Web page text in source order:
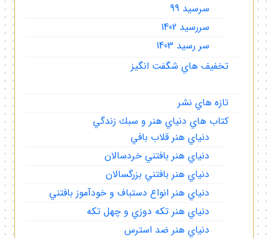
سرسيد 99
سررسيد 1402
سر رسيد 1403
تخفيف هاي شگفت انگيز
تازه هاي نشر
كتاب هاي دنياي هنر و سبك زندگي
دنياي هنر قلاب بافي
دنياي هنر بافتني خردسالان
دنياي هنر بافتني بزرگسالان
دنياي هنر انواع دستباف و خودآموز بافتني
دنياي هنر تكه دوزي و چهل تكه
دنياي هنر ضد استرس